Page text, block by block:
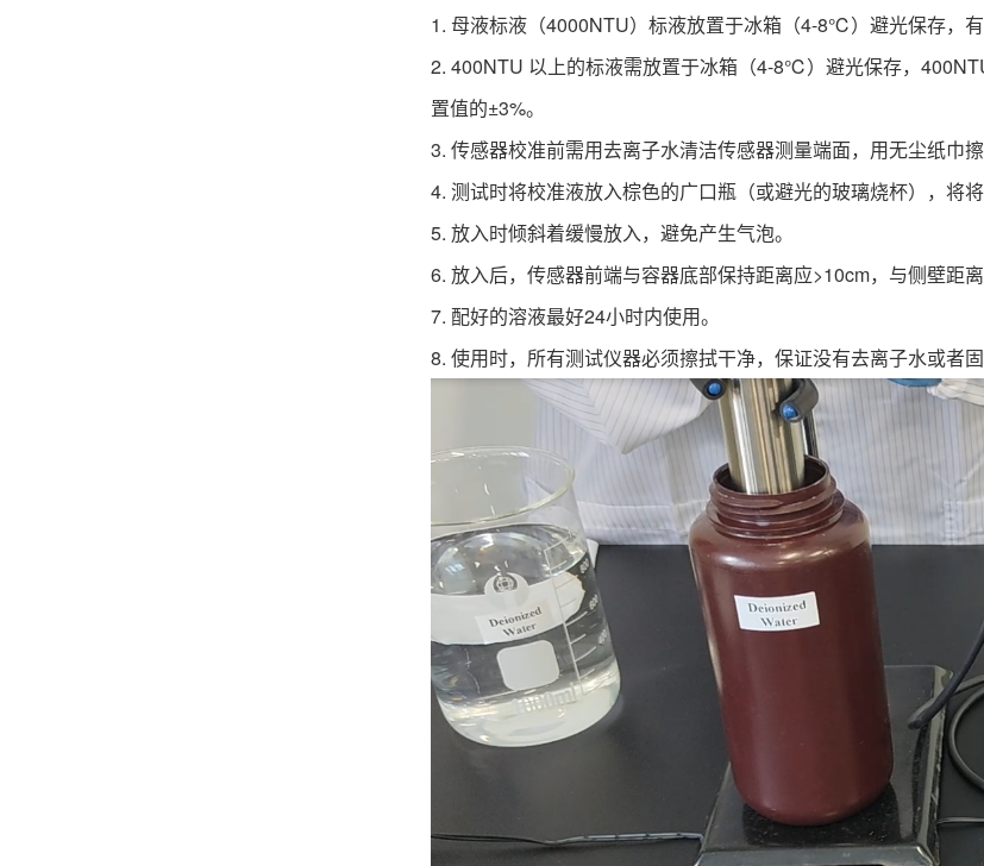
1. 母液标液（4000NTU）标液放置于冰箱（4-8℃）避光保存，有
2. 400NTU 以上的标液需放置于冰箱（4-8℃）避光保存，
置值的±3%。
3. 传感器校准前需用去离子水清洁传感器测量端面，用无尘纸巾擦
4. 测试时将校准液放入棕色的广口瓶（或避光的玻璃烧杯），将
5. 放入时倾斜着缓慢放入，避免产生气泡。
6. 放入后，传感器前端与容器底部保持距离应>10cm，与侧壁距离
7. 配好的溶液最好24小时内使用。
8. 使用时，所有测试仪器必须擦拭干净，保证没有去离子水或者